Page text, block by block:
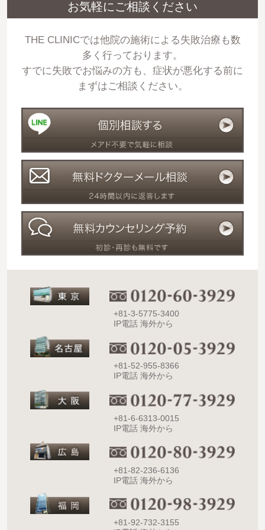
お気軽にご相談ください
THE CLINICでは他院の施術による失敗治療も数
多く行っております。
すでに失敗でお悩みの方も、症状が悪化する前に
まずはご相談ください。
+81-3-5775-3400
IP電話 海外から
+81-52-955-8366
IP電話 海外から
+81-6-6313-0015
IP電話 海外から
+81-82-236-6136
IP電話 海外から
+81-92-732-3155